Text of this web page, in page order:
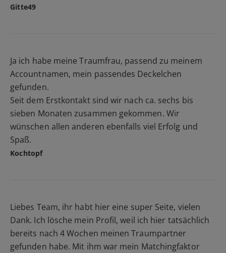
Gitte49
Ja ich habe meine Traumfrau, passend zu meinem
Accountnamen, mein passendes Deckelchen
gefunden.
Seit dem Erstkontakt sind wir nach ca. sechs bis
sieben Monaten zusammen gekommen. Wir
wünschen allen anderen ebenfalls viel Erfolg und
Spaß.
Kochtopf
Liebes Team, ihr habt hier eine super Seite, vielen
Dank. Ich lösche mein Profil, weil ich hier tatsächlich
bereits nach 4 Wochen meinen Traumpartner
gefunden habe. Mit ihm war mein Matchingfaktor